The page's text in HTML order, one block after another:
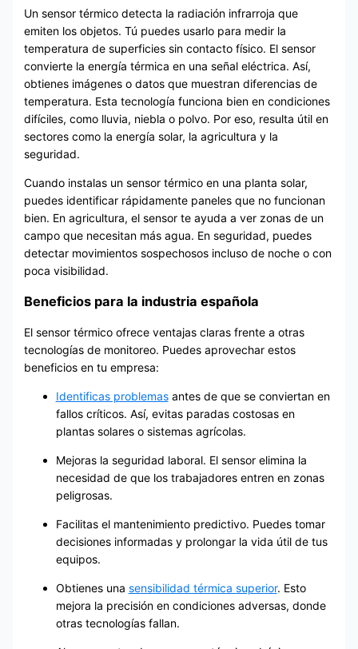
Un sensor térmico detecta la radiación infrarroja que
emiten los objetos. Tú puedes usarlo para medir la
temperatura de superficies sin contacto físico. El sensor
convierte la energía térmica en una señal eléctrica. Así,
obtienes imágenes o datos que muestran diferencias de
temperatura. Esta tecnología funciona bien en condiciones
difíciles, como lluvia, niebla o polvo. Por eso, resulta útil en
sectores como la energía solar, la agricultura y la
seguridad.
Cuando instalas un sensor térmico en una planta solar,
puedes identificar rápidamente paneles que no funcionan
bien. En agricultura, el sensor te ayuda a ver zonas de un
campo que necesitan más agua. En seguridad, puedes
detectar movimientos sospechosos incluso de noche o con
poca visibilidad.
Beneficios para la industria española
El sensor térmico ofrece ventajas claras frente a otras
tecnologías de monitoreo. Puedes aprovechar estos
beneficios en tu empresa:
Identificas problemasantes de que se conviertan en
fallos críticos. Así, evitas paradas costosas en
plantas solares o sistemas agrícolas.
Mejoras la seguridad laboral. El sensor elimina la
necesidad de que los trabajadores entren en zonas
peligrosas.
Facilitas el mantenimiento predictivo. Puedes tomar
decisiones informadas y prolongar la vida útil de tus
equipos.
Obtienes una sensibilidad térmica superior. Esto
mejora la precisión en condiciones adversas, donde
otras tecnologías fallan.